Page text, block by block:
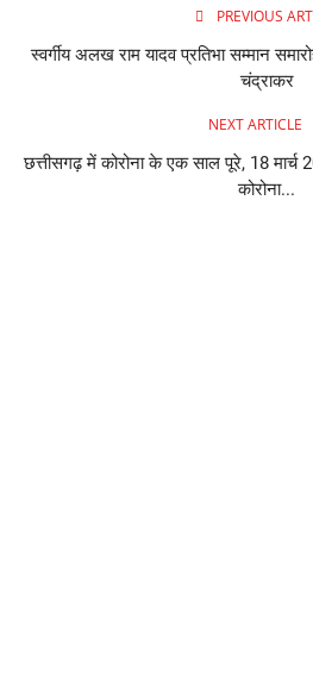
PREVIOUS
स्वर्गीय अलख राम यादव प्रतिभा सम्मान
चंद्राकर
NEXT ARTICLE
छत्तीसगढ़ में कोरोना के एक साल पूरे, 18 मार्च
कोरोना...